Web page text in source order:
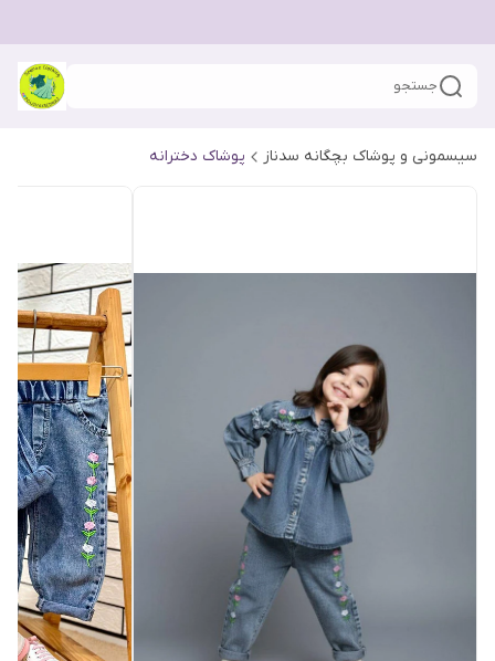
جستجو
سیسمونی و پوشاک بچگانه سدناز پوشاک دخترانه